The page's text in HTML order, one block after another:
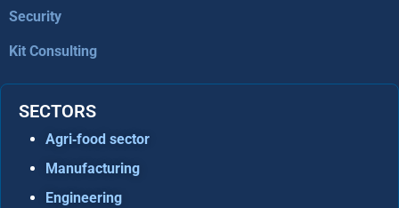
Security
Kit Consulting
SECTORS
Agri‑food sector
Manufacturing
Engineering